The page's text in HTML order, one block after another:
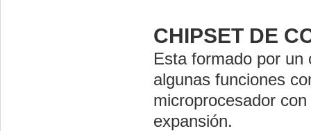
CHIPSET DE
Esta formado por un
algunas funciones
microprocesador
expansión.